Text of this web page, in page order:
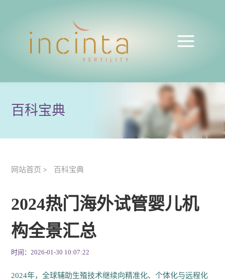
百科宝典
网站首页 > 百科宝典
2024热门海外试管婴儿机
构全景汇总
时间：2026-01-30 10:07:22
2024年，全球辅助生殖技术继续向精准化、个体化与远程化